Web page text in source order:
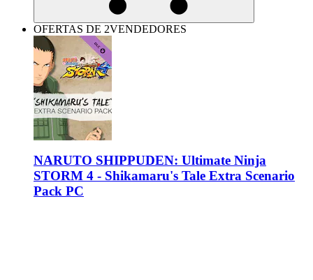
OFERTAS DE 2VENDEDORES
NARUTO SHIPPUDEN: Ultimate Ninja
STORM 4 - Shikamaru's Tale Extra Scenario
Pack PC